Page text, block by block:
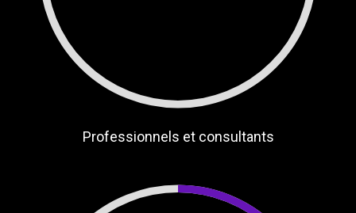
Professionnels et consultants